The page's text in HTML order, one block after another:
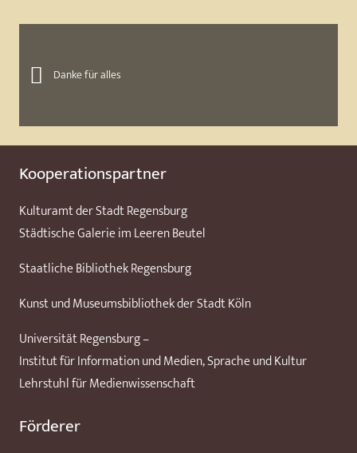
Danke für alles
Kooperationspartner
Kulturamt der Stadt Regensburg
Städtische Galerie im Leeren Beutel
Staatliche Bibliothek Regensburg
Kunst und Museumsbibliothek der Stadt Köln
Universität Regensburg –
Institut für Information und Medien, Sprache und Kultur
Lehrstuhl für Medienwissenschaft
Förderer